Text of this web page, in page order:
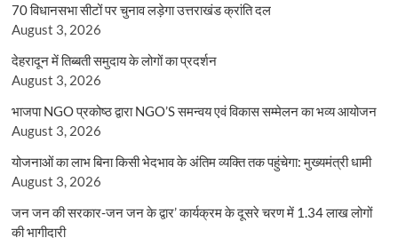
70 विधानसभा सीटों पर चुनाव लड़ेगा उत्तराखंड क्रांति दल
August 3, 2026
देहरादून में तिब्बती समुदाय के लोगों का प्रदर्शन
August 3, 2026
भाजपा NGO प्रकोष्ठ द्वारा NGO’S समन्वय एवं विकास सम्मेलन का भव्य आयोजन
August 3, 2026
योजनाओं का लाभ बिना किसी भेदभाव के अंतिम व्यक्ति तक पहुंचेगा: मुख्यमंत्री धामी
August 3, 2026
जन जन की सरकार-जन जन के द्वार’ कार्यक्रम के दूसरे चरण में 1.34 लाख लोगों
की भागीदारी